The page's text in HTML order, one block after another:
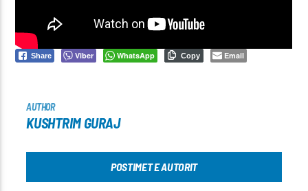
Share Viber WhatsApp Copy Email
AUTHOR
KUSHTRIM GURAJ
POSTIMET E AUTORIT